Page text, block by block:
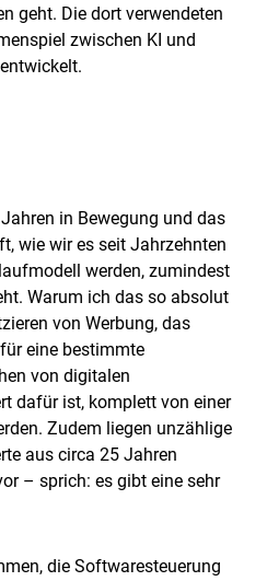
geht. Die dort verwendeten
zwischen KI und
in Bewegung und das
wie wir es seit Jahrzehnten
werden, zumindest
Warum ich das so absolut
von Werbung, das
eine bestimmte
von digitalen
dafür ist, komplett von einer
Zudem liegen unzählige
aus circa 25 Jahren
– sprich: es gibt eine sehr
die Softwaresteuerung